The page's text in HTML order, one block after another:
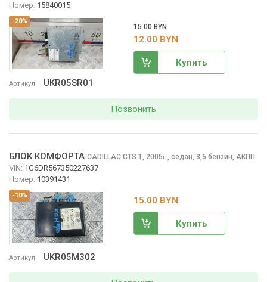
-20%
Артикул UKR05SR01
Номер: 15840015
15.00 BYN
12.00 BYN
Купить
Позвонить
-10%
Артикул UKR05M302
БЛОК КОМФОРТА CADILLAC CTS 1, 2005г., седан, 3,6 бензин, АКПП
VIN: 1G6DR567350227637
Номер: 10391431
15.00 BYN
Купить